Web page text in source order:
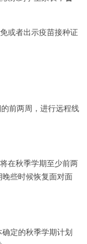
或者出示疫苗接种证
前两周，进行远程线
在秋季学期至少前两
些时候恢复面对面
定的秋季学期计划